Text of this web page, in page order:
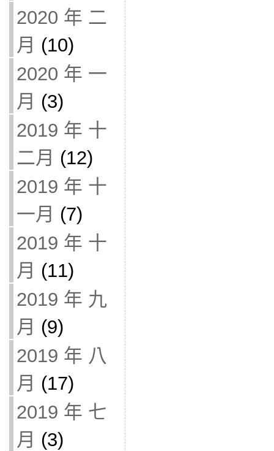
2020 年 二
月 (10)
2020 年 一
月 (3)
2019 年 十
二月 (12)
2019 年 十
一月 (7)
2019 年 十
月 (11)
2019 年 九
月 (9)
2019 年 八
月 (17)
2019 年 七
月 (3)